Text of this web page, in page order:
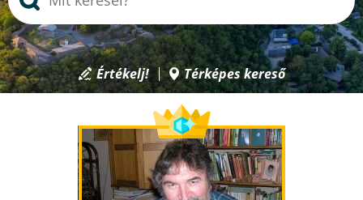
Értékelj! Térképes kereső